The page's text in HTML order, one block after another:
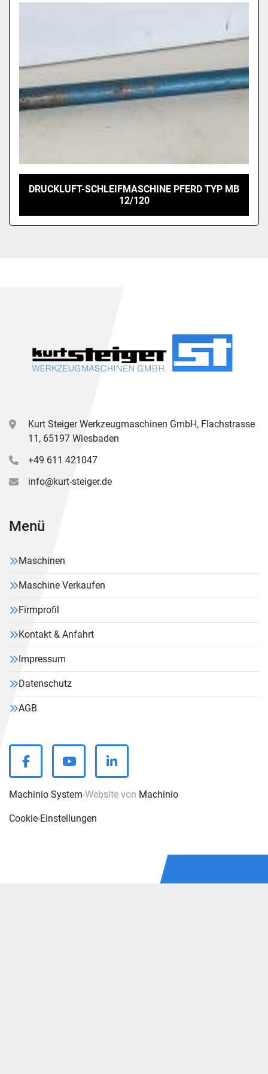
DRUCKLUFT-SCHLEIFMASCHINE PFERD TYP MB
12/120
Kurt Steiger Werkzeugmaschinen GmbH, Flachstrasse
11, 65197 Wiesbaden
+49 611 421047
info@kurt-steiger.de
Menü
Maschinen
Maschine Verkaufen
Firmprofil
Kontakt & Anfahrt
Impressum
Datenschutz
AGB
facebookyoutubelinkedin
Machinio System-Website von Machinio
Cookie-Einstellungen